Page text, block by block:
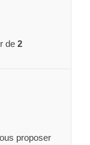
de 2
proposer